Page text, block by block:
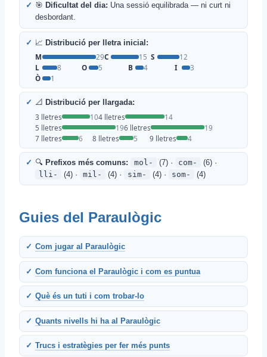
🎯 Dificultat del dia: Una sessió equilibrada — ni curt ni
desbordant.
📈 Distribució per lletra inicial:
M 29C 15 S
12
L
8 O 5 B 4 I
3
Ò
1
📐 Distribució per llargada:
3 lletres 104 lletres
14
5 lletres
196 lletres
19
7 lletres
6 8 lletres 5 9 lletres 4
🔍 Prefixos més comuns: mol- (7) · com-
(6) ·
lli-
(4) · mil- (4) · sim- (4) · som- (4)
Guies del Paraulògic
Com jugar al Paraulògic
Com funciona el Paraulògic i com es puntua
Què és un tuti i com trobar-lo
Quants nivells hi ha al Paraulògic
Trucs i estratègies per fer més punts